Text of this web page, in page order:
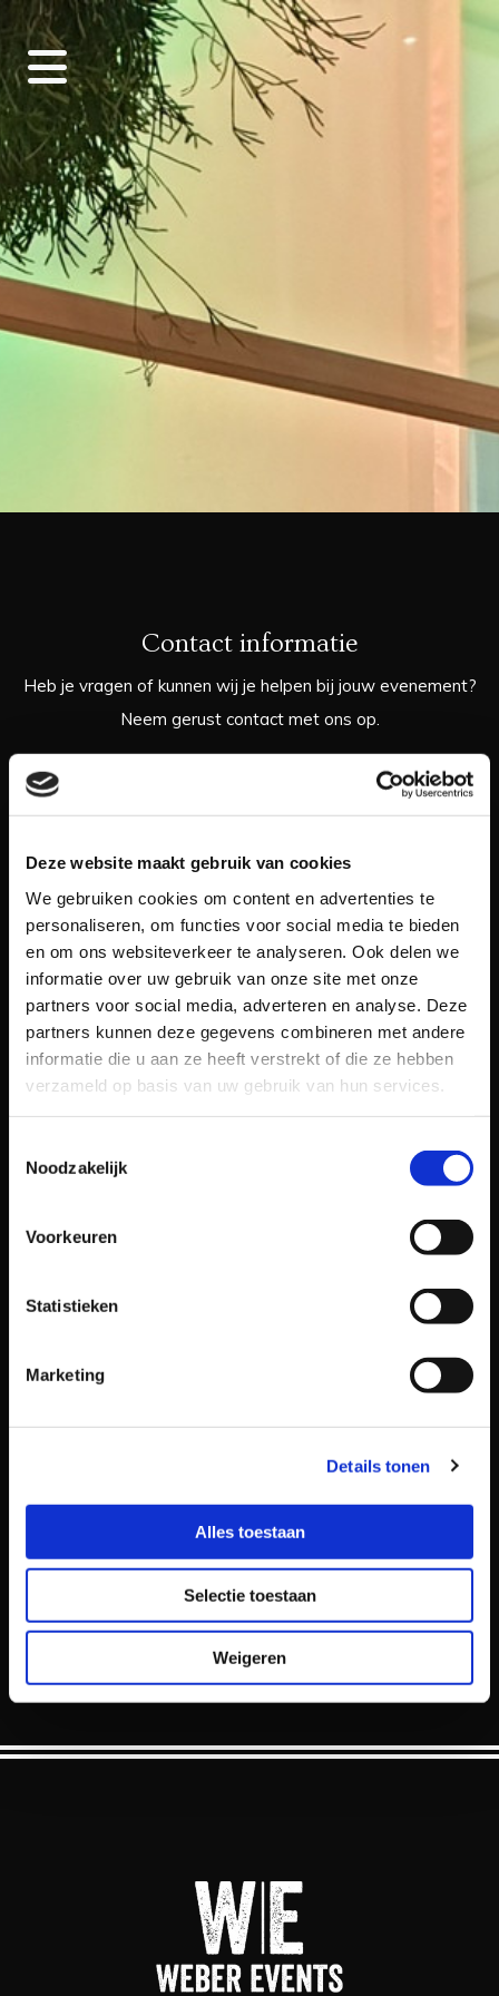
Deze website maakt gebruik van cookies
We gebruiken cookies om content en advertenties te
personaliseren, om functies voor social media te bieden
en om ons websiteverkeer te analyseren. Ook delen we
informatie over uw gebruik van onze site met onze
partners voor social media, adverteren en analyse. Deze
partners kunnen deze gegevens combineren met andere
informatie die u aan ze heeft verstrekt of die ze hebben
verzameld op basis van uw gebruik van hun services.
Noodzakelijk
Voorkeuren
Statistieken
Marketing
Details tonen
Alles toestaan
Selectie toestaan
Weigeren
Contact informatie
Heb je vragen of kunnen wij je helpen bij jouw evenement?
Neem gerust contact met ons op.
Of vul het contactformulier in, dan hoor je zo spoedig
mogelijk van ons.
Contactformulier
Telefoonnummer